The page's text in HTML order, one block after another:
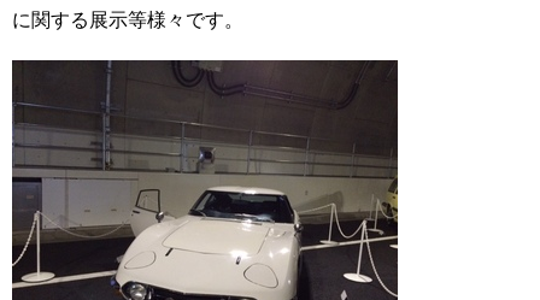
に関する展示等様々です。